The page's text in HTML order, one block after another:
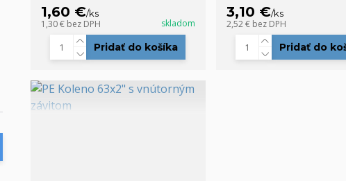
1,60 €/ks
1,30 € bez DPH skladom
Pridať do košíka
3,10 €/ks
2,52 € bez DPH
Pridať do